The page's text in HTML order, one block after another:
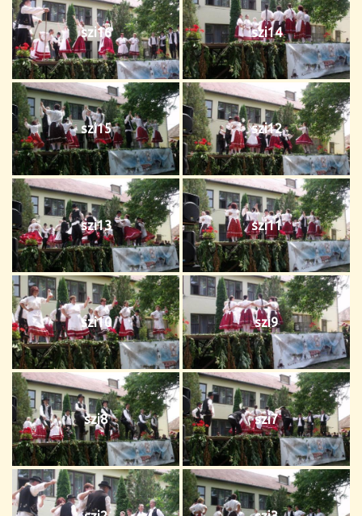
szi16 szi14
szi15 szi12
szi13 szi11
szi10 szi9
szi8 szi7